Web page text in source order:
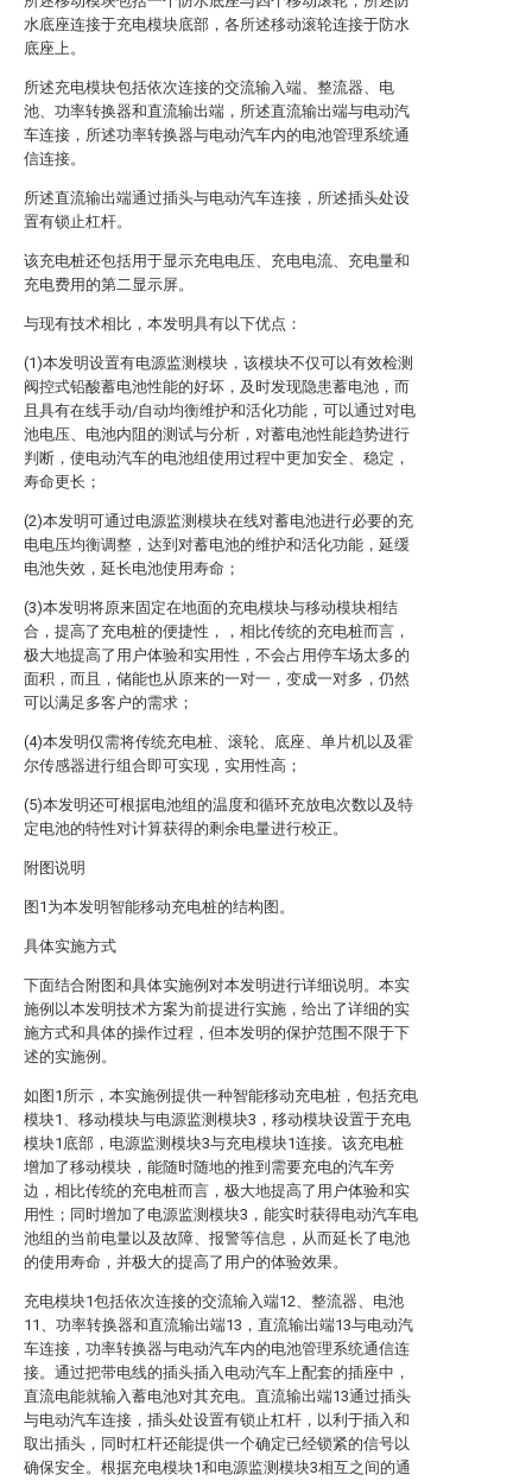
水底座连接于充电模块底部，各所述移动滚轮连接于防水
底座上。
所述充电模块包括依次连接的交流输入端、整流器、电
池、功率转换器和直流输出端，所述直流输出端与电动汽
车连接，所述功率转换器与电动汽车内的电池管理系统通
信连接。
所述直流输出端通过插头与电动汽车连接，所述插头处设
置有锁止杠杆。
该充电桩还包括用于显示充电电压、充电电流、充电量和
充电费用的第二显示屏。
与现有技术相比，本发明具有以下优点：
(1)本发明设置有电源监测模块，该模块不仅可以有效检测
阀控式铅酸蓄电池性能的好坏，及时发现隐患蓄电池，而
且具有在线手动/自动均衡维护和活化功能，可以通过对电
池电压、电池内阻的测试与分析，对蓄电池性能趋势进行
判断，使电动汽车的电池组使用过程中更加安全、稳定，
寿命更长；
(2)本发明可通过电源监测模块在线对蓄电池进行必要的充
电电压均衡调整，达到对蓄电池的维护和活化功能，延缓
电池失效，延长电池使用寿命；
(3)本发明将原来固定在地面的充电模块与移动模块相结
合，提高了充电桩的便捷性，，相比传统的充电桩而言，
极大地提高了用户体验和实用性，不会占用停车场太多的
面积，而且，储能也从原来的一对一，变成一对多，仍然
可以满足多客户的需求；
(4)本发明仅需将传统充电桩、滚轮、底座、单片机以及霍
尔传感器进行组合即可实现，实用性高；
(5)本发明还可根据电池组的温度和循环充放电次数以及特
定电池的特性对计算获得的剩余电量进行校正。
附图说明
图1为本发明智能移动充电桩的结构图。
具体实施方式
下面结合附图和具体实施例对本发明进行详细说明。本实
施例以本发明技术方案为前提进行实施，给出了详细的实
施方式和具体的操作过程，但本发明的保护范围不限于下
述的实施例。
如图1所示，本实施例提供一种智能移动充电桩，包括充电
模块1、移动模块与电源监测模块3，移动模块设置于充电
模块1底部，电源监测模块3与充电模块1连接。该充电桩
增加了移动模块，能随时随地的推到需要充电的汽车旁
边，相比传统的充电桩而言，极大地提高了用户体验和实
用性；同时增加了电源监测模块3，能实时获得电动汽车电
池组的当前电量以及故障、报警等信息，从而延长了电池
的使用寿命，并极大的提高了用户的体验效果。
充电模块1包括依次连接的交流输入端12、整流器、电池
11、功率转换器和直流输出端13，直流输出端13与电动汽
车连接，功率转换器与电动汽车内的电池管理系统通信连
接。通过把带电线的插头插入电动汽车上配套的插座中，
直流电能就输入蓄电池对其充电。直流输出端13通过插头
与电动汽车连接，插头处设置有锁止杠杆，以利于插入和
取出插头，同时杠杆还能提供一个确定已经锁紧的信号以
确保安全。根据充电模块1和电源监测模块3相互之间的通